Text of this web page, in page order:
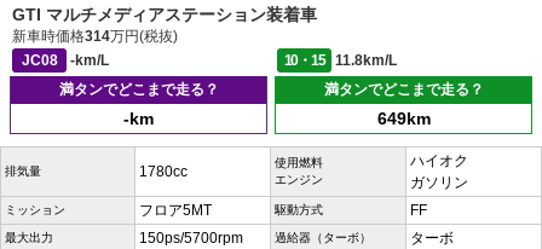
GTI マルチメディアステーション装着車
新車時価格314万円(税抜)
JC08
-km/L 10・15
11.8km/L
満タンでどこまで走る？
-km
満タンでどこまで走る？
649km
排気量 1780cc
使用燃料
エンジン
ハイオク
ガソリン
ミッション フロア5MT 駆動方式 FF
最大出力 150ps/5700rpm 過給器（ターボ） ターボ